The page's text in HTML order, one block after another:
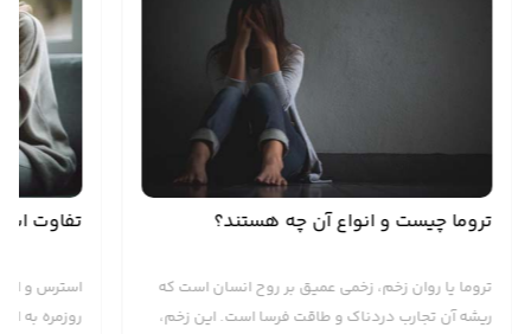
تروما چیست و انواع آن چه هستند؟
تروما یا روان زخم، زخمی عمیق بر روح انسان است که
ریشه آن تجارب دردناک و طاقت فرسا است. این زخم،
تفاوت
استرس و
روزمره به